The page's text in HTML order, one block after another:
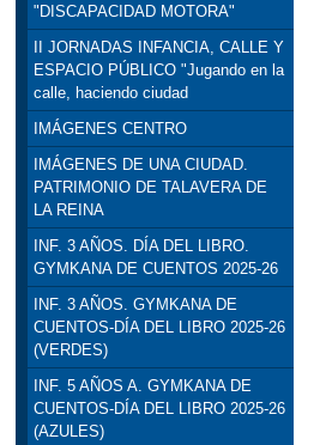
"DISCAPACIDAD MOTORA"
II JORNADAS INFANCIA, CALLE Y
ESPACIO PÚBLICO "Jugando en la
calle, haciendo ciudad
IMÁGENES CENTRO
IMÁGENES DE UNA CIUDAD.
PATRIMONIO DE TALAVERA DE
LA REINA
INF. 3 AÑOS. DÍA DEL LIBRO.
GYMKANA DE CUENTOS 2025-26
INF. 3 AÑOS. GYMKANA DE
CUENTOS-DÍA DEL LIBRO 2025-26
(VERDES)
INF. 5 AÑOS A. GYMKANA DE
CUENTOS-DÍA DEL LIBRO 2025-26
(AZULES)